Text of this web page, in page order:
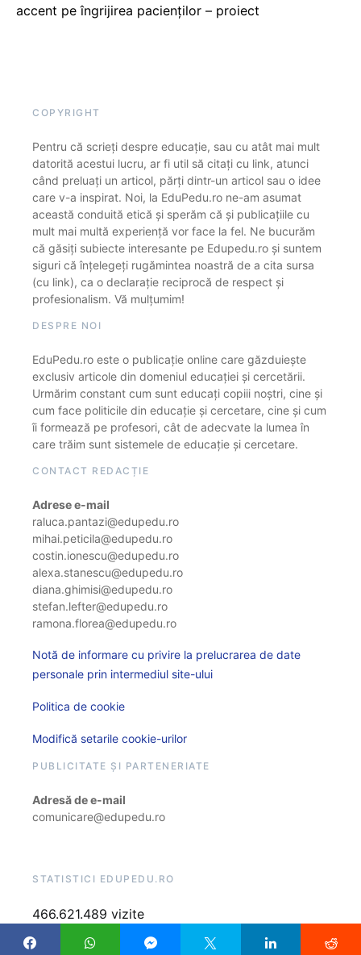
accent pe îngrijirea pacienților – proiect
COPYRIGHT
Pentru că scrieți despre educație, sau cu atât mai mult
datorită acestui lucru, ar fi util să citați cu link, atunci
când preluați un articol, părți dintr-un articol sau o idee
care v-a inspirat. Noi, la EduPedu.ro ne-am asumat
această conduită etică și sperăm că și publicațiile cu
mult mai multă experiență vor face la fel. Ne bucurăm
că găsiți subiecte interesante pe Edupedu.ro și suntem
siguri că înțelegeți rugămintea noastră de a cita sursa
(cu link), ca o declarație reciprocă de respect și
profesionalism. Vă mulțumim!
DESPRE NOI
EduPedu.ro este o publicație online care găzduiește
exclusiv articole din domeniul educației și cercetării.
Urmărim constant cum sunt educați copiii noștri, cine și
cum face politicile din educație și cercetare, cine și cum
îi formează pe profesori, cât de adecvate la lumea în
care trăim sunt sistemele de educație și cercetare.
CONTACT REDACȚIE
Adrese e-mail
raluca.pantazi@edupedu.ro
mihai.peticila@edupedu.ro
costin.ionescu@edupedu.ro
alexa.stanescu@edupedu.ro
diana.ghimisi@edupedu.ro
stefan.lefter@edupedu.ro
ramona.florea@edupedu.ro
Notă de informare cu privire la prelucrarea de date
personale prin intermediul site-ului
Politica de cookie
Modifică setarile cookie-urilor
PUBLICITATE ȘI PARTENERIATE
Adresă de e-mail
comunicare@edupedu.ro
STATISTICI EDUPEDU.RO
466.621.489 vizite